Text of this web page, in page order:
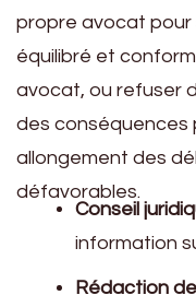
propre avocat pour
équilibré et
avocat, ou refuser
des conséquences
allongement des
défavorables.
Conseil
information
Rédaction